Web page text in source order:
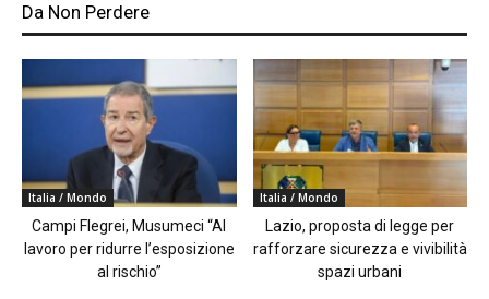
Da Non Perdere
Italia / Mondo
Campi Flegrei, Musumeci “Al
lavoro per ridurre l’esposizione
al rischio”
Italia / Mondo
Lazio, proposta di legge per
rafforzare sicurezza e vivibilità
spazi urbani